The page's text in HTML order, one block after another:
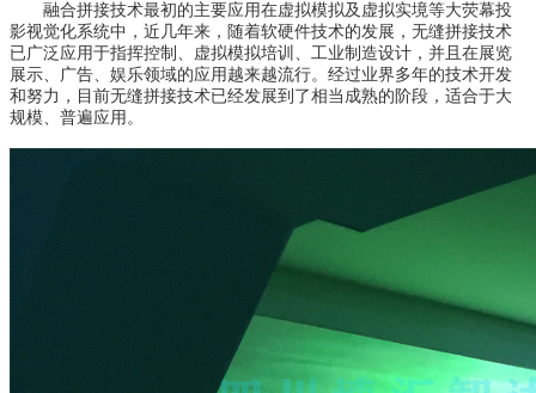
融合拼接技术最初的主要应用在虚拟模拟及虚拟实境等大荧幕投
影视觉化系统中，近几年来，随着软硬件技术的发展，无缝拼接技术
已广泛应用于指挥控制、虚拟模拟培训、工业制造设计 ， 并且在展览
展示、广告、娱乐领域的应用越来越流行。经过业界多年的技术开发
和努力，目前无缝拼接技术已经发展到了相当成熟的阶段，适合于大
规模、普遍应用。